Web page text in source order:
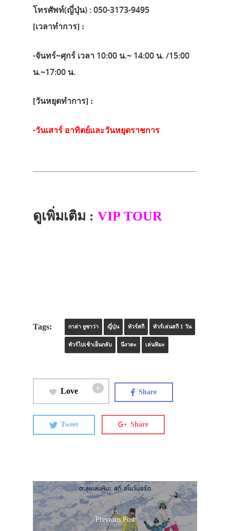
โทรศัพท์(ญี่ปุ่น) : 050-3173-9495
[เวลาทำการ] :
-จันทร์~ศุกร์ เวลา 10:00 น.~ 14:00 น. /15:00
น.~17:00 น.
[วันหยุดทำการ] :
-วันเสาร์ อาทิตย์และวันหยุดราชการ
ดูเพิ่มเติม : VIP TOUR
Tags: กาล่า ยูซาว่า ญี่ปุ่น ทัวร์สกี ทัวร์เล่นสกี 1 วัน
ทัวร์ไปเช้าเย็นกลับ นีงาตะ เล่นหิมะ
Love 0 Share
Tweet Share
Previous Post